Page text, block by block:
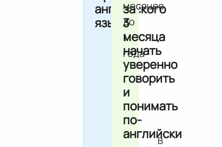
английского
языка
месяцев
до
1
года
за
3
месяца
начать
уверенно
говорить
и
понимать
по-
английски
В